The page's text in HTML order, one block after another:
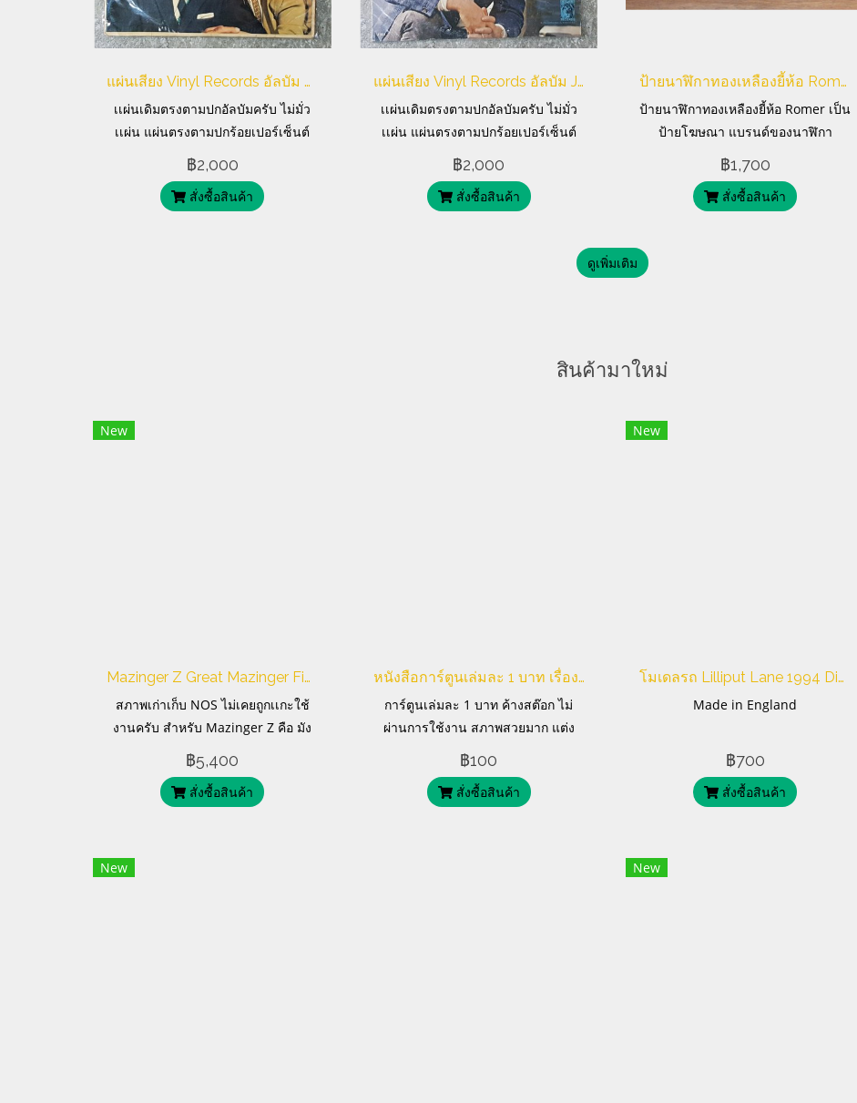
แผ่นเสียง Vinyl Records อัลบัม The Hits of LOUIS & KEELY
เเผ่นเดิมตรงตามปกอัลบัมครับ ไม่มั่ว
เเผ่น แผ่นตรงตามปกร้อยเปอร์เซ็นต์
สภาพเก่าเก็บพร้อมใช้งานครับ ตัวปก
สวยลายพิมพ์ดั้งเดิม ไม่พิมพ์ใหม่ครับ
฿2,000
สั่งซื้อสินค้า
แผ่นเสียง Vinyl Records อัลบัม JonnyTillotson
เเผ่นเดิมตรงตามปกอัลบัมครับ ไม่มั่ว
เเผ่น แผ่นตรงตามปกร้อยเปอร์เซ็นต์
สภาพเก่าเก็บพร้อมใช้งานครับ ตัวปก
สวยลายพิมพ์ดั้งเดิม ไม่พิมพ์ใหม่ครับ
฿2,000
สั่งซื้อสินค้า
ป้ายนาฬิกาทองเหลืองยี้ห้อ Romer หายาก
ป้ายนาฬิกาทองเหลืองยี้ห้อ Romer เป็น
ป้ายโฆษณา แบรนด์ของนาฬิกา
Romer ที่มีความหายากต่อการหาใน
ปัจจุบัน ตัวแผ่นป้ายทำจากสีทองเหลือง
฿1,700
สั่งซื้อสินค้า
ดูเพิ่มเติม
สินค้ามาใหม่
New
Mazinger Z Great Mazinger Figure Collection
สภาพเก่าเก็บ NOS ไม่เคยถูกเเกะใช้
งานครับ สำหรับ Mazinger Z คือ มัง
งะและอะนิเมะซีรีส์ซูเปอร์โรบ็อตของ
ญี่ปุ่น
฿5,400
สั่งซื้อสินค้า
หนังสือการ์ตูนเล่มละ 1 บาท เรื่อง มือสยอง
การ์ตูนเล่มละ 1 บาท ค้างสต๊อก ไม่
ผ่านการใช้งาน สภาพสวยมาก แต่ง
โดย พงษ์
฿100
สั่งซื้อสินค้า
New
โมเดลรถ Lilliput Lane 1994 Die-Cast Village Shops The Greengrocers
Made in England
฿700
สั่งซื้อสินค้า
New New